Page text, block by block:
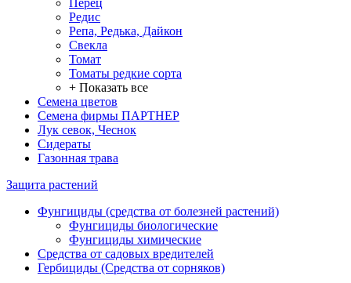
Редис
Репа, Редька, Дайкон
Свекла
Томат
Томаты редкие сорта
+ Показать все
Семена цветов
Семена фирмы ПАРТНЕР
Лук севок, Чеснок
Сидераты
Газонная трава
Защита растений
Фунгициды (средства от болезней растений)
Фунгициды биологические
Фунгициды химические
Средства от садовых вредителей
Гербициды (Средства от сорняков)